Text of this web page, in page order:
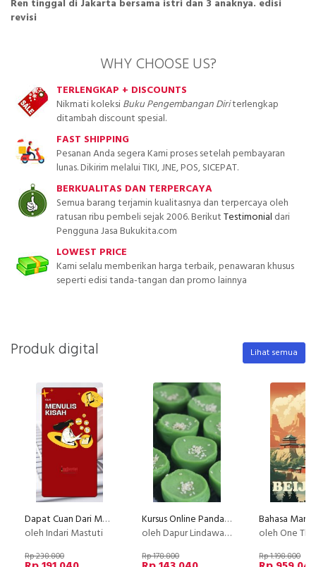
Ren tinggal di Jakarta bersama istri dan 3 anaknya. edisi
revisi
WHY CHOOSE US?
TERLENGKAP + DISCOUNTS
Nikmati koleksiBuku Pengembangan Diriterlengkap
ditambah discount spesial.
FAST SHIPPING
Pesanan Anda segera Kami proses setelah pembayaran
lunas. Dikirim melalui TIKI, JNE, POS, SICEPAT.
BERKUALITAS DAN TERPERCAYA
Semua barang terjamin kualitasnya dan terpercaya oleh
ratusan ribu pembeli sejak 2006. BerikutTestimonial dari
Pengguna Jasa Bukukita.com
LOWEST PRICE
Kami selalu memberikan harga terbaik, penawaran khusus
seperti edisi tanda-tangan dan promo lainnya
Produk digital Lihat semua
Dapat Cuan Dari Menulis Kisah
oleh Indari Mastuti
Rp 238.800
Kursus Online Pandan Hejo Dapur Lindawaty PU
oleh Dapur Lindawaty
Rp 178.800
oleh One Third
Rp 1.198.800